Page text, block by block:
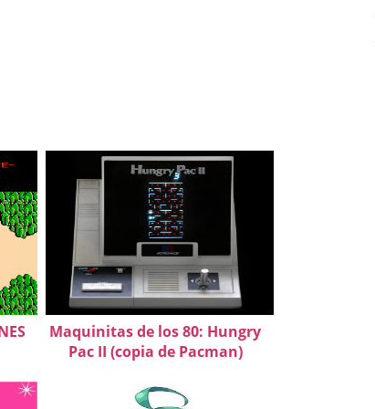
Maquinitas de los 80: Hungry
Pac II (copia de Pacman)